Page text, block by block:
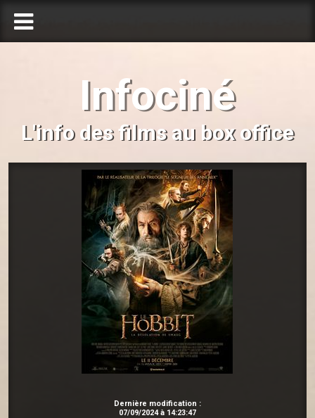
Infociné
L'info des films au box office
Dernière modification :
07/09/2024 à 14:23:47